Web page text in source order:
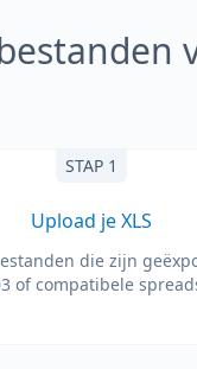
STAP 1
Upload je XLS
die zijn
of compatibele